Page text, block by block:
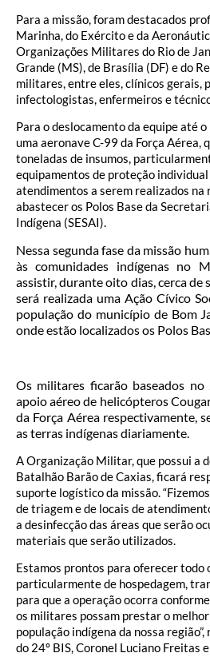
Para a missão, foram destacados
Marinha, do Exército e da
Organizações Militares do Rio de
Grande (MS), de Brasília (DF) e do
militares, entre eles, clínicos gerais,
infectologistas, enfermeiros e
Para o deslocamento da equipe até
uma aeronave C-99 da Força Aérea,
toneladas de insumos,
equipamentos de proteção individual
atendimentos a serem realizados na
abastecer os Polos Base da
Indígena (SESAI).
Nessa segunda fase da missão
às comunidades indígenas no
assistir, durante oito dias, cerca de
será realizada uma Ação Cívico
população do município de Bom
onde estão localizados os Polos
Os militares ficarão baseados
apoio aéreo de helicópteros
da Força Aérea respectivamente,
as terras indígenas diariamente.
A Organização Militar, que possui a
Batalhão Barão de Caxias, ficará
suporte logístico da missão.
de triagem e de locais de
a desinfecção das áreas que serão
materiais que serão utilizados.
Estamos prontos para oferecer todo
particularmente de hospedagem,
para que a operação ocorra
os militares possam prestar o
população indígena da nossa
do 24º BIS, Coronel Luciano Freitas